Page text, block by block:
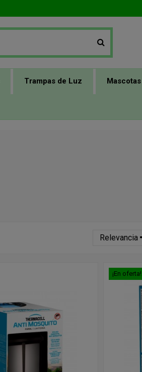
Trampas de Luz Mascotas
Relevancia
¡En oferta!